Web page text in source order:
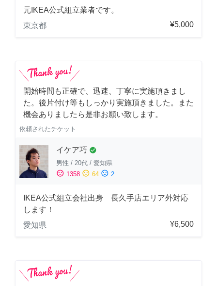
元IKEA公式組立業者です。
東京都
¥5,000
開始時間も正確で、迅速、丁寧に実施頂きまし
た。後片付け等もしっかり実施頂きました。また
機会ありましたら是非お願い致します。
依頼されたチケット
イケア巧 check_circle
男性 / 20代 / 愛知県
sentiment_satisfied 1358 sentiment_neutral 64 sentiment_dissatisfied 2
IKEA公式組立会社出身 長久手店エリア外対応
します！
愛知県
¥6,500